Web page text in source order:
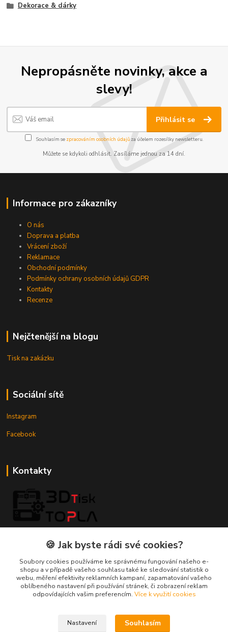
Dekorace & dárky
Nepropásněte novinky, akce a
slevy!
Přihlásit se
Souhlasím se zpracováním osobních údajůza účelem rozesílky newsletteru.
Můžete se kdykoli odhlásit. Zasíláme jednou za 14 dní.
Informace pro zákazníky
O nás
Doprava a platba
Vrácení zboží
Reklamace
Obchodní podmínky
Podmínky ochrany osobních údajů GDPR
Kontakty
Recenze
Nejčtenější na blogu
Tisk na zakázku
Sociální sítě
Instagram
Facebook
Kontakty
Tomáš Placatka
+420 728 969 499
info@3dtisktopla-shop.cz
🍪 Jak byste rádi své cookies?
Soubory cookies používáme ke správnému fungování našeho e-
shopu a v případě vašeho souhlasu také ke sledování statistik o
webu, měření efektivity reklamních kampaní, zapamatování vašeho
oblíbeného nastavení při používání stránek, či zobrazení reklam
odpovídajících vašim preferencím. Více k využití cookies
Nastavení Souhlasím